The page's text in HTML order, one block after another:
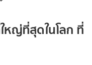
หญ่ที่สุดในโลก ที่